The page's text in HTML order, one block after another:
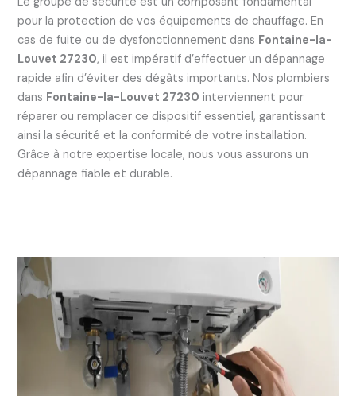
pour la protection de vos équipements de chauffage. En
cas de fuite ou de dysfonctionnement dans Fontaine-la-
Louvet 27230, il est impératif d’effectuer un dépannage
rapide afin d’éviter des dégâts importants. Nos plombiers
dans Fontaine-la-Louvet 27230 interviennent pour
réparer ou remplacer ce dispositif essentiel, garantissant
ainsi la sécurité et la conformité de votre installation.
Grâce à notre expertise locale, nous vous assurons un
dépannage fiable et durable.